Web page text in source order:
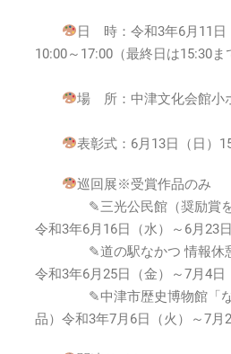
年
6
日
～
日
(日)
は
日 時：令和3年6月11日
10:00～17:00（最終日は15:30ま
場 所：中津文化会館小
表彰式：6月13日（日）
巡回展※受賞作品のみ
✎三光公民館（奨
令和3年6月16日（水）～6月23日
✎道の駅なかつ 情報休憩
令和3年6月25日（金）～7月4日
✎中津市歴史博物館「な
品）令和3年7月6日（火）～7月